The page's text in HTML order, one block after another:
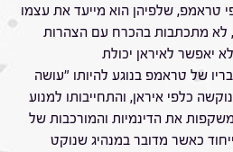
טראמפ, שלפיהן הוא מייעד את עצמו
לא מתכתבות בהכרח עם הצהרות
יאפשר לאיראן יכולת
של טראמפ בנוגע להיותו "עושה
כלפי איראן, והתחייבותו למנוע
את הדינמיות והמורכבות של
כאשר מדובר במנהיג שנוקט